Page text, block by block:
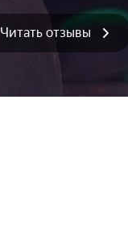
Читать отзывы